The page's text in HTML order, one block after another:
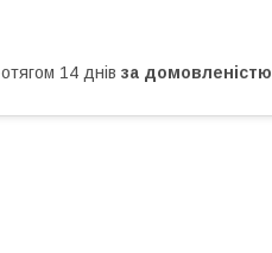
14 днів за домовленістю